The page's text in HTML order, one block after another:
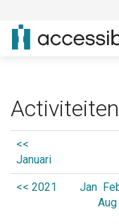
<<
Januari
<< 2021 Jan
Aug